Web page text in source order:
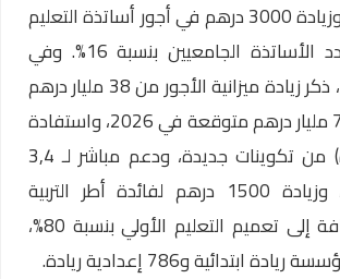
المنح الجامعية، وزيادة 3000 درهم في أجور أساتذة التعليم
العالي، ورفع عدد الأساتذة الجامعيين بنسبة 16%. وفي
التعليم المدرسي، ذكر زيادة ميزانية الأجور من 38 مليار درهم
في 2021 إلى 77 مليار درهم متوقعة في 2026، واستفادة
80 ألف أستاذ(ة) من تكوينات جديدة، ودعم مباشر لـ 3,4
ملايين تلميذ(ة)، وزيادة 1500 درهم لفائدة أطر التربية
والتكوين، بالإضافة إلى تعميم التعليم الأولي بنسبة 80%،